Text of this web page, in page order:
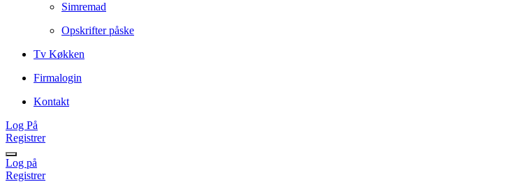
Simremad
Opskrifter påske
Tv Køkken
Firmalogin
Kontakt
Log På
Registrer
Log på
Registrer